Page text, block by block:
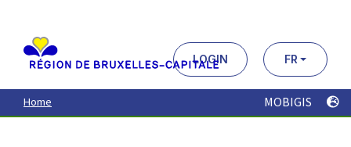
contenu
principal
LOGIN FR
Home MOBIGIS